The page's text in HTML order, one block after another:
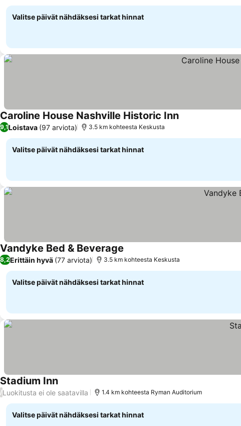
Valitse päivät nähdäksesi tarkat hinnat
Caroline House Nashville Historic Inn
9,1Loistava (97 arviota) 3.5 km kohteesta Keskusta
Valitse päivät nähdäksesi tarkat hinnat
Vandyke Bed & Beverage
8,2Erittäin hyvä (77 arviota) 3.5 km kohteesta Keskusta
Valitse päivät nähdäksesi tarkat hinnat
Stadium Inn
/Luokitusta ei ole saatavilla 1.4 km kohteesta Ryman Auditorium
Valitse päivät nähdäksesi tarkat hinnat